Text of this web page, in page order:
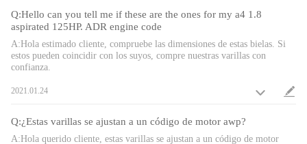
1996-2003 compatible para Audi A3 1.8 20vT AGU/ARZ/ARX/AUM
1999-2001 compatible para Audi S3 1.8 20vT APY AMK
2001-2003 compatible para Audi S3 1.8 20vT BAM
1994-2001 compatible para Audi A4 1.8 20vT
Q:Hello can you tell me if these are the ones for my a4 1.8
aspirated 125HP. ADR engine code
A:Hola estimado cliente, compruebe las dimensiones de estas bielas. Si
estos pueden coincidir con los suyos, compre nuestras varillas con
confianza.
2021.01.24
Q:¿Estas varillas se ajustan a un código de motor awp?
A:Hola querido cliente, estas varillas se ajustan a un código de motor